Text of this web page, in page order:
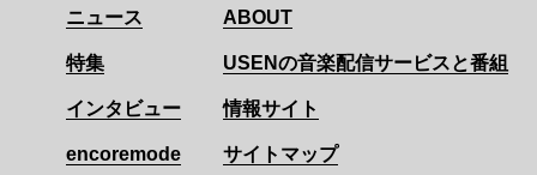
ニュース
特集
インタビュー
encoremode
ABOUT
USENの音楽配信サービスと番組
情報サイト
サイトマップ